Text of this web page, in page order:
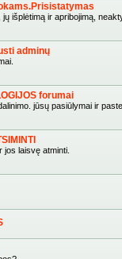
išplėtimą ir apribojimą,
adminų
forumai
jūsų pasiūlymai ir
laisvę atminti.